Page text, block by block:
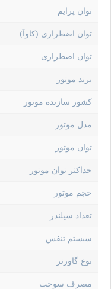
توان پرایم
توان اضطراری (کاوآ)
توان اضطراری
برند موتور
کشور سازنده موتور
مدل موتور
توان موتور
حداکثر توان موتور
حجم موتور
تعداد سیلندر
سیستم تنفس
نوع گاورنر
مصرف سوخت